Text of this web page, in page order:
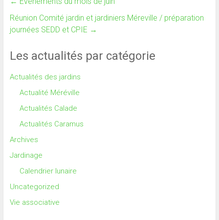
Réunion Comité jardin et jardiniers Méreville / préparation
journées SEDD et CPIE →
Les actualités par catégorie
Actualités des jardins
Actualité Méréville
Actualités Calade
Actualités Caramus
Archives
Jardinage
Calendrier lunaire
Uncategorized
Vie associative